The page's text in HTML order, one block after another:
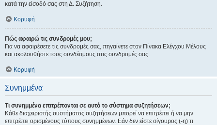
κατά την είσοδό σας στη Δ. Συζήτηση.
Κορυφή
Πώς αφαιρώ τις συνδρομές μου;
Για να αφαιρέσετε τις συνδρομές σας, πηγαίνετε στον Πίνακα Ελέγχου Μέλους
και ακολουθήστε τους συνδέσμους στις συνδρομές σας.
Κορυφή
Συνημμένα
Τι συνημμένα επιτρέπονται σε αυτό το σύστημα συζητήσεων;
Κάθε διαχειριστής συστήματος συζητήσεων μπορεί να επιτρέπει ή να μην
επιτρέπει ορισμένους τύπους συνημμένων. Εάν δεν είστε σίγουρος (-η) τι